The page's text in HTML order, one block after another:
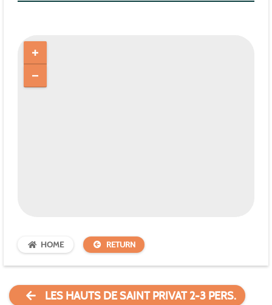
HOME RETURN
LES HAUTS DE SAINT PRIVAT 2-3 PERS.